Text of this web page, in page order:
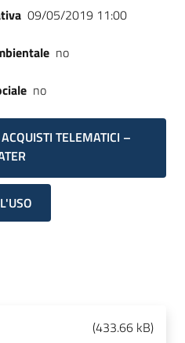
09/05/2019 11:00
no
no
TELEMATICI –
(433.66 kB)